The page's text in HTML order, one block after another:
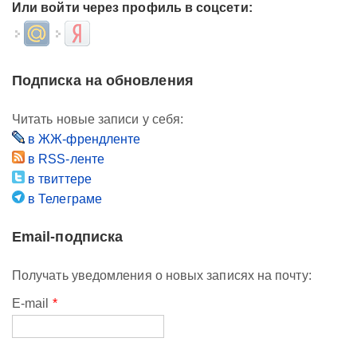
Или войти через профиль в соцсети:
Login with Mail.ruLogin with Яндекс
Подписка на обновления
Читать новые записи у себя:
в ЖЖ-френдленте
в RSS-ленте
в твиттере
в Телеграме
Email-подписка
Получать уведомления о новых записях на почту:
E-mail *